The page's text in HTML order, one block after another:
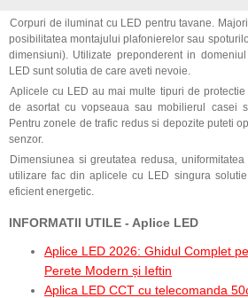
Corpuri de iluminat cu LED pentru tavane.
posibilitatea montajului plafonierelor sau
dimensiuni). Utilizate preponderent in
LED sunt solutia de care aveti nevoie.
Aplicele cu LED au mai multe tipuri de
de asortat cu vopseaua sau mobilierul casei
Pentru zonele de trafic redus si depozite puteti
senzor.
Dimensiunea si greutatea redusa,
utilizare fac din aplicele cu LED singura
eficient energetic.
INFORMATII UTILE - Aplice LED
Aplice LED 2026: Ghidul Complet
Perete Modern și Ieftin
Aplica LED CCT cu telecomanda